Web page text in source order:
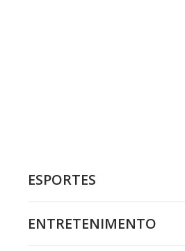
ESPORTES
ENTRETENIMENTO